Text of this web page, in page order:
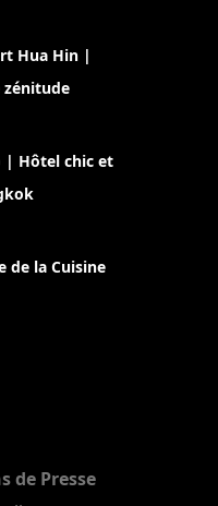
Hua Hin |
zénitude
| Hôtel chic et
de la Cuisine
de Presse